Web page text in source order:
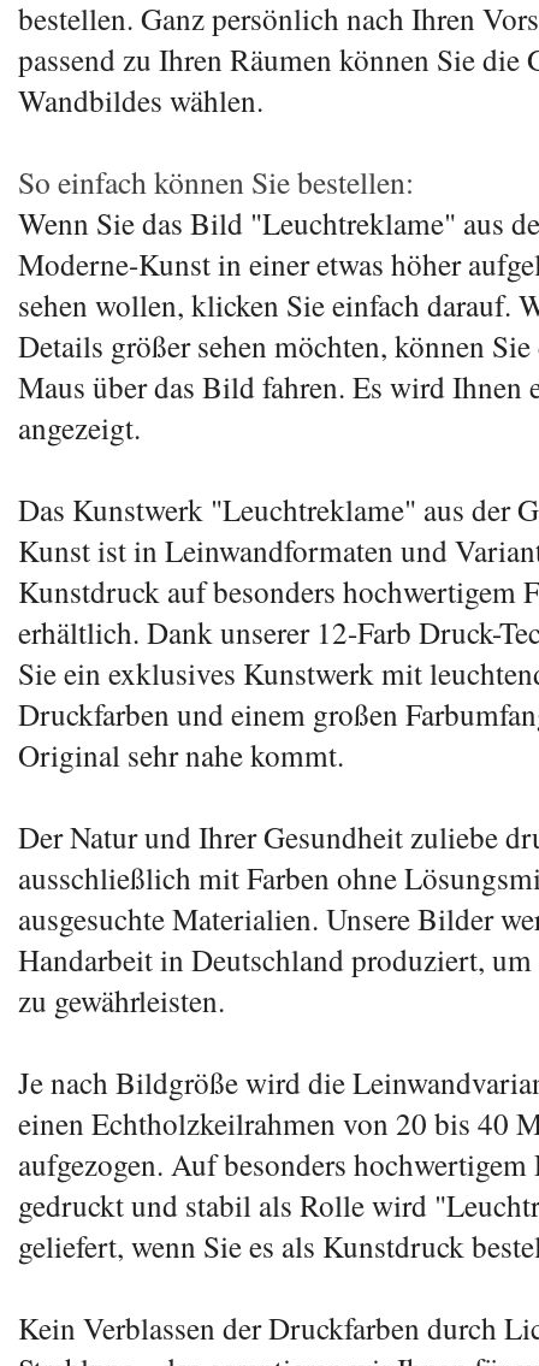
bestellen. Ganz persönlich nach Ihren
passend zu Ihren Räumen können Sie die
Wandbildes wählen.
So einfach können Sie bestellen:
Wenn Sie das Bild "Leuchtreklame" aus
Moderne-Kunst in einer etwas höher
sehen wollen, klicken Sie einfach darauf.
Details größer sehen möchten, können
Maus über das Bild fahren. Es wird Ihnen
angezeigt.
Das Kunstwerk "Leuchtreklame" aus der
Kunst ist in Leinwandformaten und
Kunstdruck auf besonders hochwertigem
erhältlich. Dank unserer 12-Farb Druck-
Sie ein exklusives Kunstwerk mit
Druckfarben und einem großen
Original sehr nahe kommt.
Der Natur und Ihrer Gesundheit zuliebe
ausschließlich mit Farben ohne
ausgesuchte Materialien. Unsere Bilder
Handarbeit in Deutschland produziert,
zu gewährleisten.
Je nach Bildgröße wird die
einen Echtholzkeilrahmen von 20 bis 40
aufgezogen. Auf besonders hochwertigem
gedruckt und stabil als Rolle wird
geliefert, wenn Sie es als Kunstdruck
Kein Verblassen der Druckfarben durch